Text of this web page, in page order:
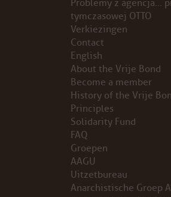
KUNST-ANARCHISTISCHE DAG
VERKIEZINGEN
BASTION BASTARDS
DE CRISIS VOORBIJ
CODE ZWART
FREE JOCK PALFREEMAN
BUITEN DE ORDE
Problemy z agencja…
tymczasowej OTTO
Verkiezingen
Contact
English
About the Vrije Bond
Become a member
History of the Vrije
Principles
Solidarity Fund
FAQ
Groepen
AAGU
Uitzetbureau
Anarchistische Groep